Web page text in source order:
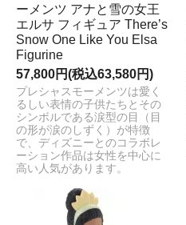
ーメンツ アナと雪の女王
エルサ フィギュア There’s
Snow One Like You Elsa
Figurine
57,800円(税込63,580円)
プレシャスモーメンツは愛く
るしい表情の子供たちとその
シンボルである涙型の目（目
の形が涙のしずく）が特徴
で、ディズニーとのコラボレ
ーション作品は女性を中心に
高い人気があります。